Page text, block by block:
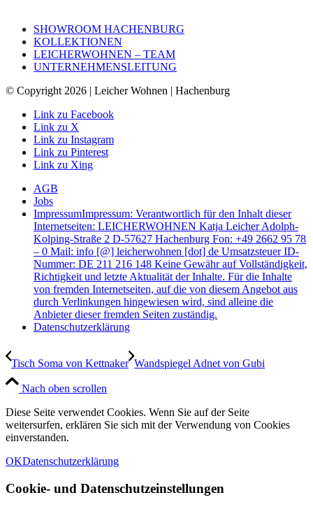
SHOWROOM HACHENBURG
KOLLEKTIONEN
LEICHERWOHNEN – TEAM
UNTERNEHMENSLEITUNG
© Copyright 2026 | Leicher Wohnen | Hachenburg
Link zu Facebook
Link zu X
Link zu Instagram
Link zu Pinterest
Link zu Xing
AGB
Jobs
ImpressumImpressum: Verantwortlich für den Inhalt dieser
Internetseiten: LEICHERWOHNEN Katja Leicher Adolph-
Kolping-Straße 2 D-57627 Hachenburg Fon: +49 2662 95 78
– 0 Mail: info [@] leicherwohnen [dot] de Umsatzsteuer ID-
Nummer: DE 211 216 148 Keine Gewähr auf Vollständigkeit,
Richtigkeit und letzte Aktualität der Inhalte. Für die Inhalte
von fremden Internetseiten, auf die von diesem Angebot aus
durch Verlinkungen hingewiesen wird, sind alleine die
Anbieter dieser fremden Seiten zuständig.
Datenschutzerklärung
Tisch Soma von Kettnaker Wandspiegel Adnet von Gubi
Nach oben scrollen
Diese Seite verwendet Cookies. Wenn Sie auf der Seite
weitersurfen, erklären Sie sich mit der Verwendung von Cookies
einverstanden.
OKDatenschutzerklärung
Cookie- und Datenschutzeinstellungen